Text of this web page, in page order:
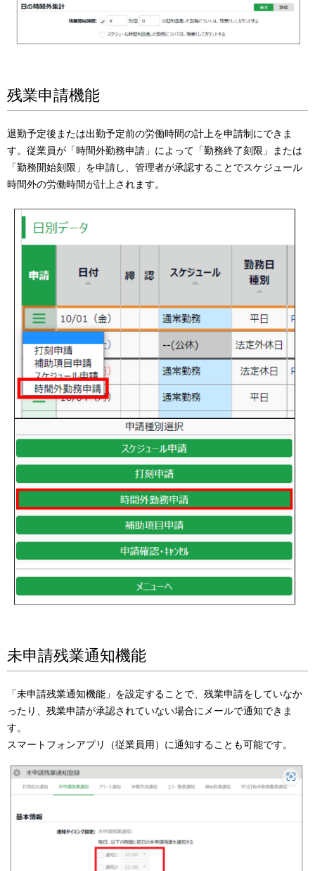
残業申請機能
退勤予定後または出勤予定前の労働時間の計上を申請制にできま
す。従業員が「時間外勤務申請」によって「勤務終了刻限」または
「勤務開始刻限」を申請し、管理者が承認することでスケジュール
時間外の労働時間が計上されます。
未申請残業通知機能
「未申請残業通知機能」を設定することで、残業申請をしていなか
ったり、残業申請が承認されていない場合にメールで通知できま
す。
スマートフォンアプリ（従業員用）に通知することも可能です。